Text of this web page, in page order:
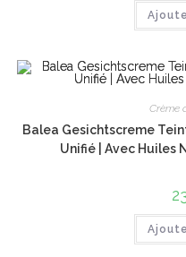
Crème
Balea Gesichtscreme
Unifié | Avec Huiles